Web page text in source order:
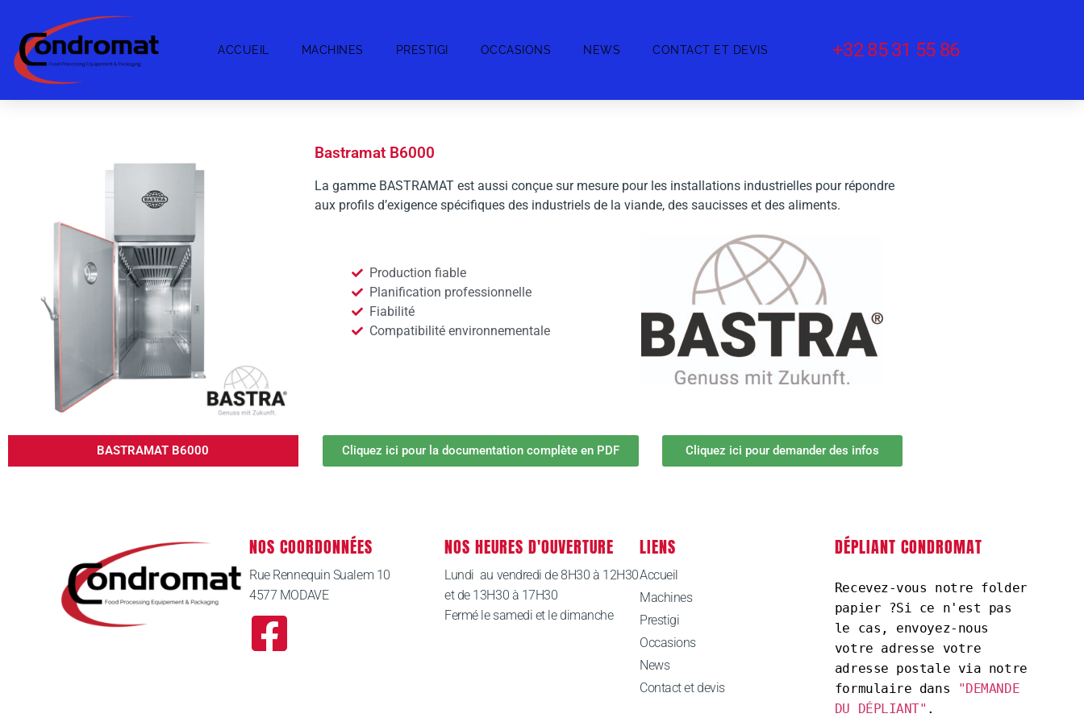
ACCUEIL MACHINES PRESTIGI OCCASIONS NEWS CONTACT ET DEVIS +32 85 31 55 86
BASTRAMAT B6000
Bastramat B6000
La gamme BASTRAMAT est aussi conçue sur mesure pour les installations industrielles pour répondre
aux profils d’exigence spécifiques des industriels de la viande, des saucisses et des aliments.
Production fiable
Planification professionnelle
Fiabilité
Compatibilité environnementale
Cliquez ici pour la documentation complète en PDF Cliquez ici pour demander des infos
NOS COORDONNÉES
Rue Rennequin Sualem 10
4577 MODAVE
NOS HEURES D'OUVERTURE
Lundi au vendredi de 8H30 à 12H30
et de 13H30 à 17H30
Fermé le samedi et le dimanche
LIENS
Accueil
Machines
Prestigi
Occasions
News
Contact et devis
DÉPLIANT CONDROMAT
Recevez-vous notre folder
papier ?Si ce n'est pas
le cas, envoyez-nous
votre adresse votre
adresse postale via notre
formulaire dans
"DEMANDE
DU DÉPLIANT" .